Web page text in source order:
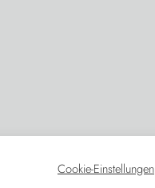
Cookie-Einstellungen